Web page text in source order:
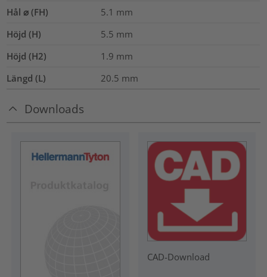
Hål ⌀ (FH)
5.1 mm
Höjd (H)
5.5 mm
Höjd (H2)
1.9 mm
Längd (L)
20.5 mm
Downloads
CAD-Download